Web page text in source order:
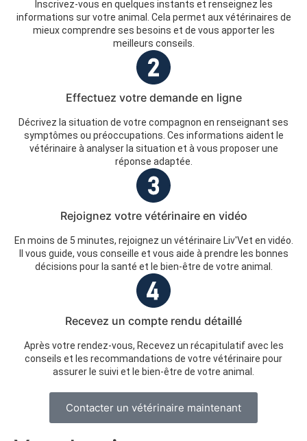
Inscrivez-vous en quelques instants et renseignez les
informations sur votre animal. Cela permet aux vétérinaires de
mieux comprendre ses besoins et de vous apporter les
meilleurs conseils.
Effectuez votre demande en ligne
Décrivez la situation de votre compagnon en renseignant ses
symptômes ou préoccupations. Ces informations aident le
vétérinaire à analyser la situation et à vous proposer une
réponse adaptée.
Rejoignez votre vétérinaire en vidéo
En moins de 5 minutes, rejoignez un vétérinaire Liv'Vet en vidéo.
Il vous guide, vous conseille et vous aide à prendre les bonnes
décisions pour la santé et le bien-être de votre animal.
Recevez un compte rendu détaillé
Après votre rendez-vous, Recevez un récapitulatif avec les
conseils et les recommandations de votre vétérinaire pour
assurer le suivi et le bien-être de votre animal.
Contacter un vétérinaire maintenant